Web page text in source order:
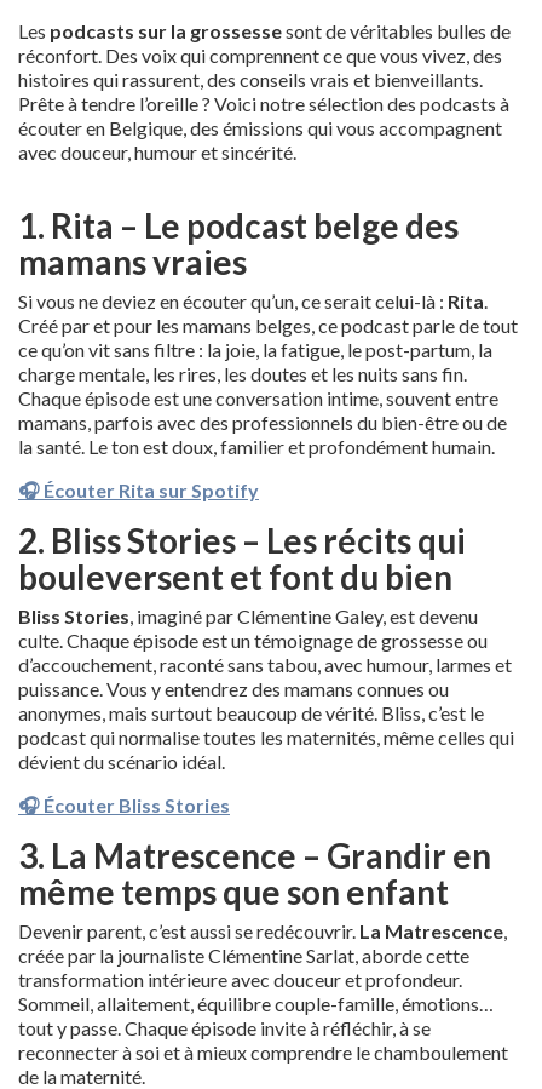
Les podcasts sur la grossessesont de véritables bulles de
réconfort. Des voix qui comprennent ce que vous vivez, des
histoires qui rassurent, des conseils vrais et bienveillants.
Prête à tendre l’oreille ? Voici notre sélection des podcasts à
écouter en Belgique, des émissions qui vous accompagnent
avec douceur, humour et sincérité.
1. Rita – Le podcast belge des
mamans vraies
Si vous ne deviez en écouter qu’un, ce serait celui-là : Rita
Créé par et pour les mamans belges, ce podcast parle de tout
ce qu’on vit sans filtre : la joie, la fatigue, le post-partum, la
charge mentale, les rires, les doutes et les nuits sans fin.
Chaque épisode est une conversation intime, souvent entre
mamans, parfois avec des professionnels du bien-être ou de
la santé. Le ton est doux, familier et profondément humain.
🎧 Écouter Rita sur Spotify
2. Bliss Stories – Les récits qui
bouleversent et font du bien
Bliss Stories , imaginé par Clémentine Galey, est devenu
culte. Chaque épisode est un témoignage de grossesse ou
d’accouchement, raconté sans tabou, avec humour, larmes et
puissance. Vous y entendrez des mamans connues ou
anonymes, mais surtout beaucoup de vérité. Bliss, c’est le
podcast qui normalise toutes les maternités, même celles qui
dévient du scénario idéal.
🎧 Écouter Bliss Stories
3. La Matrescence – Grandir en
même temps que son enfant
Devenir parent, c’est aussi se redécouvrir. La Matrescence
créée par la journaliste Clémentine Sarlat, aborde cette
transformation intérieure avec douceur et profondeur.
Sommeil, allaitement, équilibre couple-famille, émotions…
tout y passe. Chaque épisode invite à réfléchir, à se
reconnecter à soi et à mieux comprendre le chamboulement
de la maternité.